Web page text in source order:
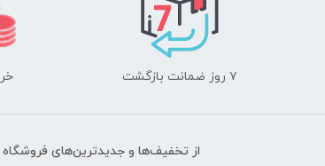
۷ روز ضمانت بازگشت
از تخفیف‌ها و جدیدترین‌های فروشگاه